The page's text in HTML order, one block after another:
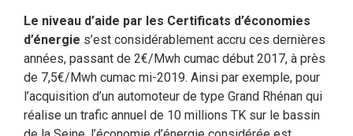
Le niveau d’aide par les Certificats d’économies
d’énergie s’est considérablement accru ces dernières
années, passant de 2€/Mwh cumac début 2017, à près
de 7,5€/Mwh cumac mi-2019. Ainsi par exemple, pour
l’acquisition d’un automoteur de type Grand Rhénan qui
réalise un trafic annuel de 10 millions TK sur le bassin